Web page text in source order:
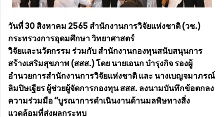
วันที่ 30 สิงหาคม 2565 สำนักงานการวิจัยแห่งชาติ (วช.)
กระทรวงการอุดมศึกษา วิทยาศาสตร์
วิจัยและนวัตกรรม ร่วมกับ สำนักงานกองทุนสนับสนุนการ
สร้างเสริมสุขภาพ (สสส.) โดย นายเอนก บำรุงกิจ รองผู้
อำนวยการสำนักงานการวิจัยแห่งชาติ และ นางเบญจมาภรณ์
ลิมปิษเฐียร ผู้ช่วยผู้จัดการกองทุน สสส.​ ลงนามบันทึกข้อตกลง
ความร่วมมือ “บูรณาการดำเนินงานด้านมลพิษทางสิ่ง
แวดล้อมที่ส่งผลกระทบ